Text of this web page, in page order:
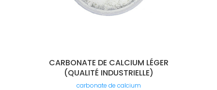
CARBONATE DE CALCIUM LÉGER
(QUALITÉ INDUSTRIELLE)
carbonate de calcium